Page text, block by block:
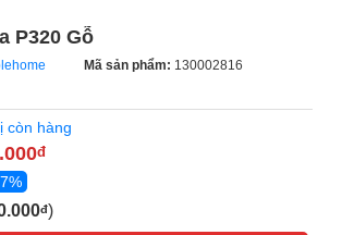
P320 Gỗ
Mã sản phẩm: 130002816
còn hàng
đ
đ)